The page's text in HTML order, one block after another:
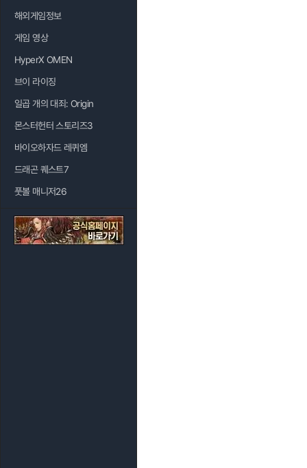
해외게임정보
게임 영상
HyperX OMEN
브이 라이징
일곱 개의 대죄: Origin
몬스터헌터 스토리즈3
바이오하자드 레퀴엠
드래곤 퀘스트7
풋볼 매니저26